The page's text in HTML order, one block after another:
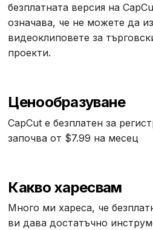
безплатната версия на
означава, че не можете да
видеоклиповете за
проекти.
Ценообразуване
CapCut е безплатен за
започва от $7.99 на месец
Какво харесвам
Много ми хареса, че
ви дава достатъчно